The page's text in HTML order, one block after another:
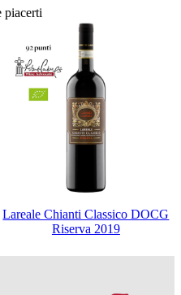
piacerti
Lareale Chianti Classico DOCG
Riserva 2019